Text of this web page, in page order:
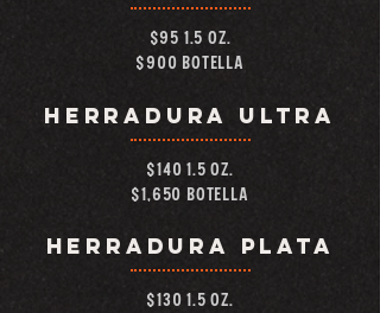
$95 1.5 OZ.
$900 botella
HERRADURA ULTRA
$140 1.5 OZ.
$1,650 botella
HERRADURA PLATA
$130 1.5 OZ.